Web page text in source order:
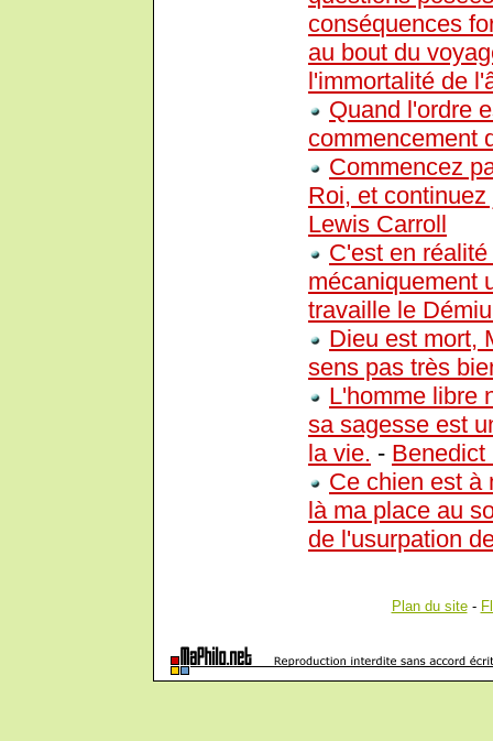
conséquences
au bout du
l'immortalité de
Quand l'ordre
commencement
Commencez
Roi, et
Lewis Carroll
C'est en
mécaniquement
travaille le
Dieu est mort,
sens pas très
L'homme libre
sa sagesse est
la vie. - Benedict
Ce chien est à
là ma place au
de l'usurpation
Plan du site-